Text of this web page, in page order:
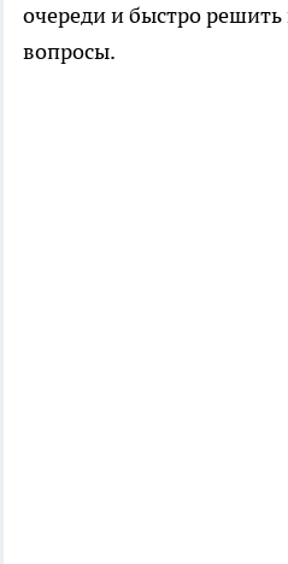
очереди и быстро
вопросы.